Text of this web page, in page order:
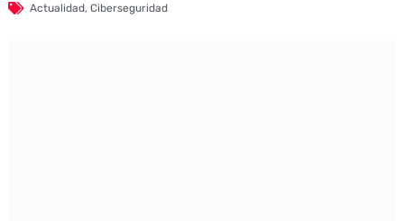
Actualidad, Ciberseguridad